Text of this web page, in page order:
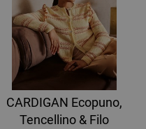
CARDIGAN Ecopuno,
Tencellino & Filo